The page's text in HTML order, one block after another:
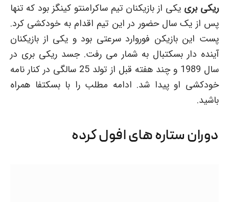
ریکی بری یکی از بازیکنان تیم ساکرامنتو کینگز بود که تنها
پس از یک سال حضور در این تیم اقدام به خودکشی کرد.
پست این بازیکن فوروارد سرعتی بود و یکی از بازیکنان
آینده دار بسکتبال به شمار می رفت. جسد ریکی بری در
سال 1989 و چند هفته قبل از تولد 25 سالگی در کنار نامه
خودکشی او پیدا شد. ادامه مطلب را با بسکتفا همراه
باشید.
دوران ستاره های افول کرده